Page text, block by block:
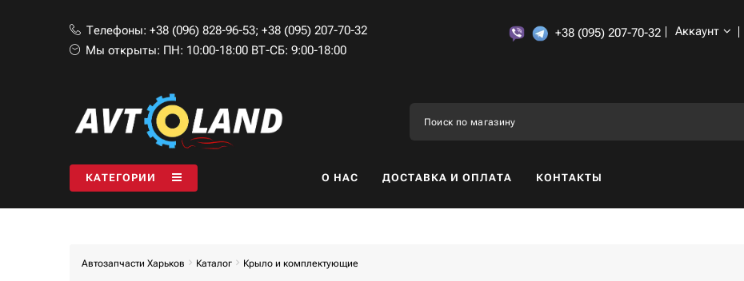
Телефоны: +38 (096) 828-96-53; +38 (095) 207-70-32
Мы открыты: ПН: 10:00-18:00 ВТ-СБ: 9:00-18:00
+38 (095) 207-70-32 Аккаунт
КАТЕГОРИИ O НАС ДОСТАВКА И ОПЛАТА КОНТАКТЫ
Автозапчасти Харьков Каталог Крыло и комплектующие